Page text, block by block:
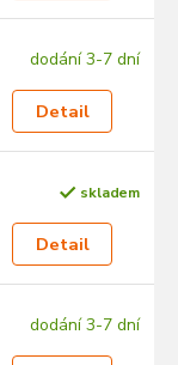
dodání 3-7 dní
Detail
skladem
Detail
dodání 3-7 dní